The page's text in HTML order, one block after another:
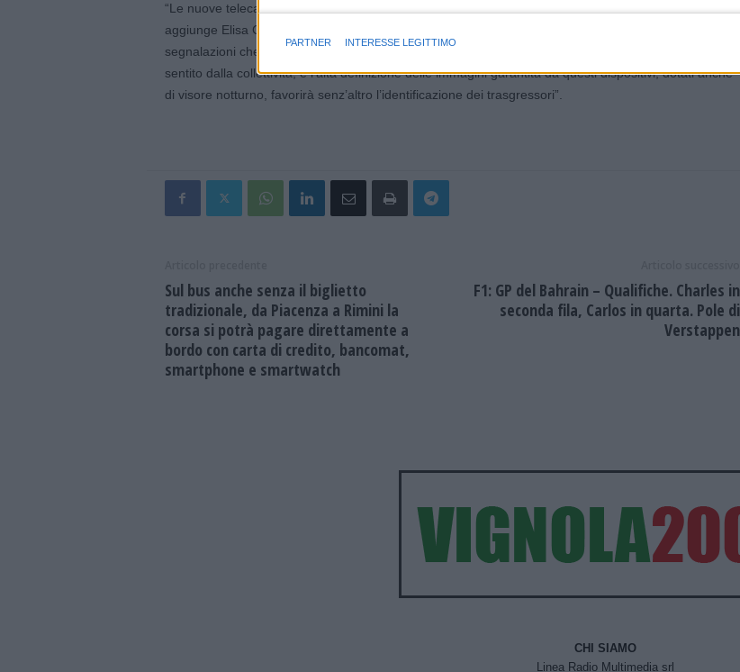
Finalità e caratteristiche speciali
PARTNER INTERESSE LEGITTIMO
“Le nuove telecamere verranno piazzate di volta in volta in punti sempre diversi del territorio –
aggiunge Elisa Ceresola, comandante della Polizia Locale -, selezionati anche in base alle
segnalazioni che ci arrivano dai cittadini e dai Gruppi di Controllo di Comunità. E’ un tema molto
sentito dalla collettività, e l’alta definizione delle immagini garantita da questi dispositivi, dotati anche
di visore notturno, favorirà senz’altro l’identificazione dei trasgressori”.
Sul bus anche senza il biglietto
tradizionale, da Piacenza a Rimini la
corsa si potrà pagare direttamente a
bordo con carta di credito, bancomat,
smartphone e smartwatch
F1: GP del Bahrain – Qualifiche. Charles in
seconda fila, Carlos in quarta. Pole di
Verstappen
CHI SIAMO
Linea Radio Multimedia srl